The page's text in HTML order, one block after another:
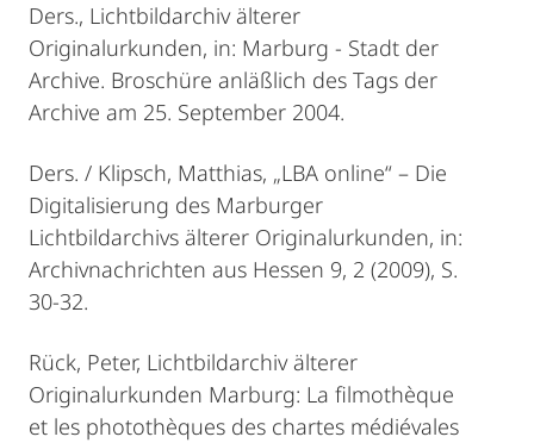
Ders., Lichtbildarchiv älterer
Originalurkunden, in: Marburg - Stadt der
Archive. Broschüre anläßlich des Tags der
Archive am 25. September 2004.
Ders. / Klipsch, Matthias, „LBA online“ – Die
Digitalisierung des Marburger
Lichtbildarchivs älterer Originalurkunden, in:
Archivnachrichten aus Hessen 9, 2 (2009), S.
30-32.
Rück, Peter, Lichtbildarchiv älterer
Originalurkunden Marburg: La filmothèque
et les photothèques des chartes médiévales